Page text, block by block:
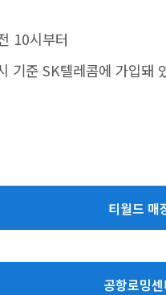
10시부터
기준 SK텔레콤에 가입돼
티월드 매
공항로밍